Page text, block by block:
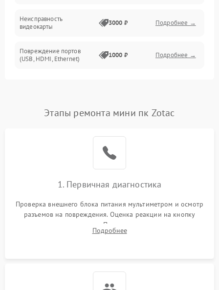
Механические повреждения
Неисправность
видеокарты
3000 ₽ Подробнее →
Повреждение портов
(USB, HDMI, Ethernet)
1000 ₽ Подробнее →
Неисправность Wi-
1000 ₽
Повреждение разъемов
800 ₽ Подробнее →
Неисправность сетевой
карты
1000 ₽ Подробнее →
Этапы ремонта мини пк Zotac
1. Первичная диагностика
Проверка внешнего блока питания мультиметром и осмотр
разъемов на повреждения. Оценка реакции на кнопку
включения и индикацию. Подключение к монитору для
выявления ошибок POST или отсутствия инициализации.
Подробнее